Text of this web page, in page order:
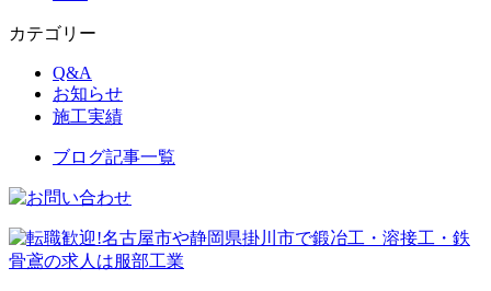
カテゴリー
Q&A
お知らせ
施工実績
ブログ記事一覧